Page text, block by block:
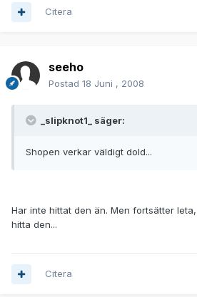
Citera
seeho
Postad 18 Juni , 2008
_slipknot1_ säger:
Shopen verkar väldigt dold...
Har inte hittat den än. Men fortsätter
hitta den...
Citera